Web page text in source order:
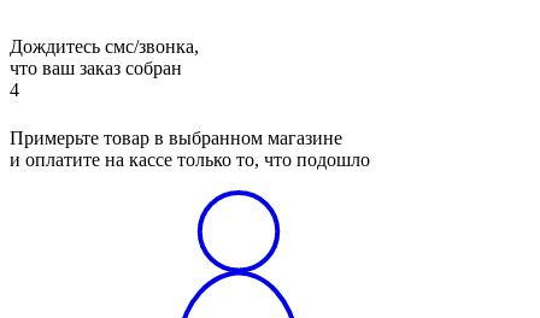
Дождитесь смс/звонка,
что ваш заказ собран
4
Примерьте товар в выбранном магазине
и оплатите на кассе только то, что подошло